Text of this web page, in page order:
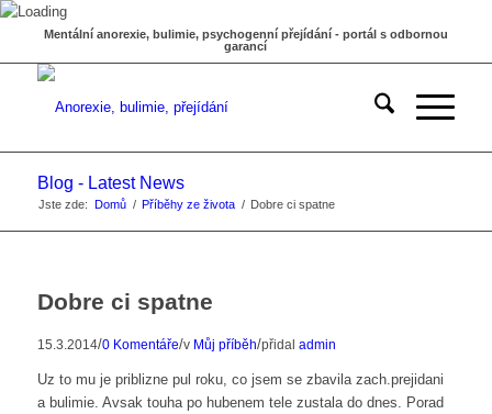
Mentální anorexie, bulimie, psychogenní přejídání - portál s odbornou
garancí
Blog - Latest News
Jste zde: Domů / Příběhy ze života / Dobre ci spatne
Dobre ci spatne
15.3.2014/0 Komentáře/v Můj příběh/přidal admin
Uz to mu je priblizne pul roku, co jsem se zbavila zach.prejidani
a bulimie. Avsak touha po hubenem tele zustala do dnes. Porad